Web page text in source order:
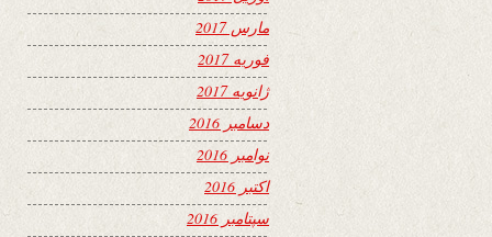
مارس 2017
فوریه 2017
ژانویه 2017
دسامبر 2016
نوامبر 2016
اکتبر 2016
سپتامبر 2016